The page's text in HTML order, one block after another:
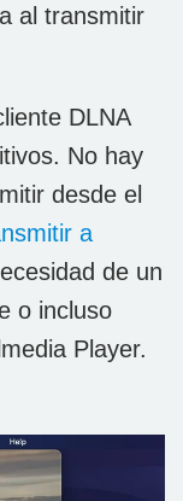
al transmitir
DLNA
No hay
desde el
a
de un
o incluso
Player.